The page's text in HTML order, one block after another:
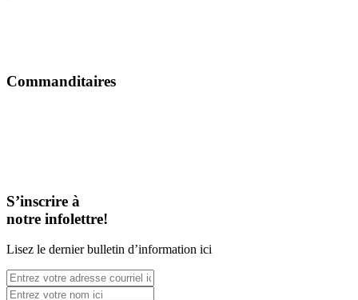
Commanditaires
S’inscrire à
notre infolettre!
Lisez le dernier bulletin d’information ici